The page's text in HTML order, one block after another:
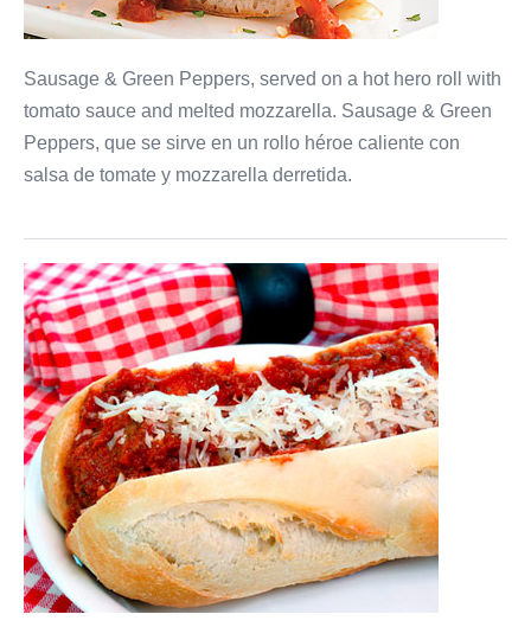
Sausage & Green Peppers, served on a hot hero roll with
tomato sauce and melted mozzarella. Sausage & Green
Peppers, que se sirve en un rollo héroe caliente con
salsa de tomate y mozzarella derretida.
Shrimp
Parmigiana
Hero